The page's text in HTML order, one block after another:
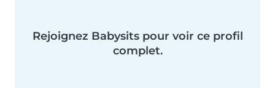
Rejoignez Babysits pour voir ce profil
complet.